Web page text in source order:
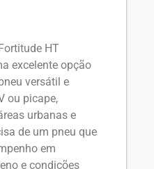
HT
excelente opção
versátil e
ou picape,
urbanas e
de um pneu que
em
e condições